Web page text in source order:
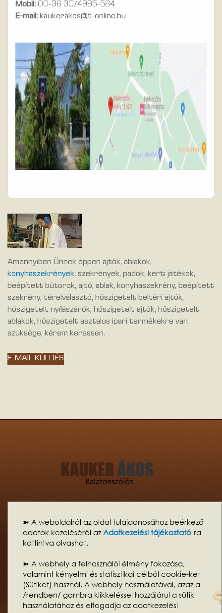
➽ A weboldalról az oldal tulajdonosához beérkező
adatok kezeléséről azAdatkezelési tájékoztató-ra
kattintva olvashat.
➽ A webhely a felhasználói élmény fokozása,
valamint kényelmi és statisztikai célból cookie-ket
(Sütiket) használ. A webhely használatával, azaz a
/rendben/ gombra klikkeléssel hozzájárul a sütik
használatához és elfogadja az adatkezelési
Mobil: 00-36 30/4985-584
E-mail: kaukerakos@t-online.hu
Amennyiben Önnek éppen ajtók, ablakok,
konyhaszekrények, szekrények, padok, kerti játékok,
beépített bútorok, ajtó, ablak, konyhaszekrény, beépített
szekrény, térelválasztó, hőszigetelt beltéri ajtók,
hőszigetelt nyílászárók, hőszigetelt ajtók, hőszigetelt
ablakok, hőszigetelt asztalos ipari termékekre van
szüksége, kérem keressen.
E-MAIL KÜLDÉS
Felhívom a figyelmet, hogy az oldal„cookie”-kat (sütiket)használ.
Fontos azonban tudni, hogy ezek semmilyen adatot nem tárolnak illetve
küldenek az oldal látogatóiról vagy böngészési szokásairól, csak is az
internetböngésző beállításainak megváltoztatásával a sütik küldése
letiltható!
Weboldalkészítés Balatonfüredi központtal. Legyen önnek is WordPress
weboldala!
Adatkezelési tájékoztató